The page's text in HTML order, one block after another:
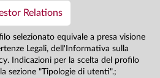
Relations
selezionato equivale a presa visione
Legali, dell'Informativa sulla
Indicazioni per la scelta del profilo
sezione "Tipologie di utenti".;
opportuni dei
ma si tratterà di un
e graduale, e
al quadro